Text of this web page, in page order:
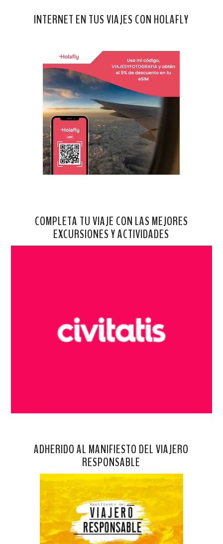
INTERNET EN TUS VIAJES CON HOLAFLY
COMPLETA TU VIAJE CON LAS MEJORES
EXCURSIONES Y ACTIVIDADES
ADHERIDO AL MANIFIESTO DEL VIAJERO
RESPONSABLE